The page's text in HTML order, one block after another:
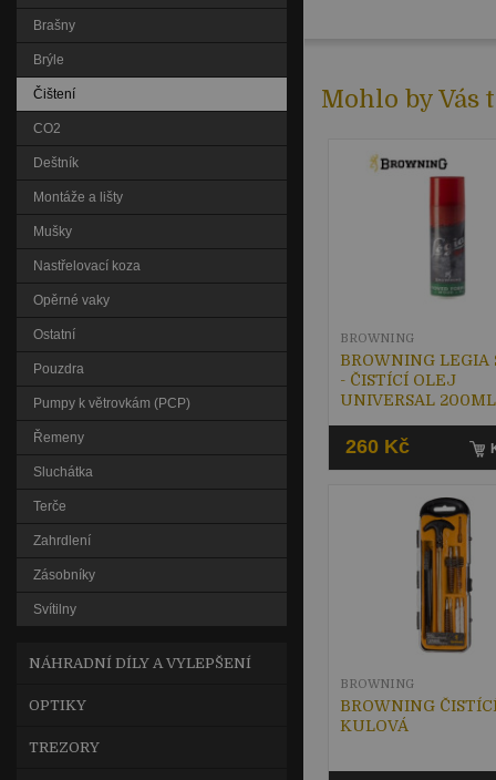
Mohlo by Vás
BROWNING LEGIA
- ČISTÍCÍ OLEJ
UNIVERSAL 200ML
BROWNING
260 Kč
BROWNING
KULOVÁ
BROWNING
Brašny
Brýle
Čištení
CO2
Deštník
Montáže a lišty
Mušky
Nastřelovací koza
Opěrné vaky
Ostatní
Pouzdra
Pumpy k větrovkám (PCP)
Řemeny
Sluchátka
Terče
Zahrdlení
Zásobníky
Svítilny
NÁHRADNÍ DÍLY A VYLEPŠENÍ
OPTIKY
TREZORY